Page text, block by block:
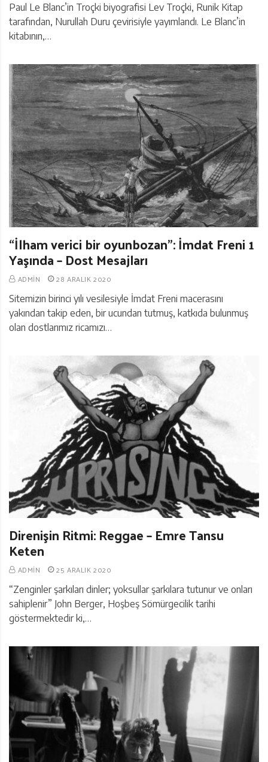
Paul Le Blanc’in Troçki biyografisi Lev Troçki, Runik Kitap
tarafından, Nurullah Duru çevirisiyle yayımlandı. Le Blanc’in
kitabının,…
“İlham verici bir oyunbozan”: İmdat Freni 1
Yaşında – Dost Mesajları
ADMIN 28 ARALIK 2020
Sitemizin birinci yılı vesilesiyle İmdat Freni macerasını
yakından takip eden, bir ucundan tutmuş, katkıda bulunmuş
olan dostlarımız ricamızı…
Direnişin Ritmi: Reggae – Emre Tansu
Keten
ADMIN 25 ARALIK 2020
“Zenginler şarkıları dinler; yoksullar şarkılara tutunur ve onları
sahiplenir” John Berger, Hoşbeş Sömürgecilik tarihi
göstermektedir ki,…